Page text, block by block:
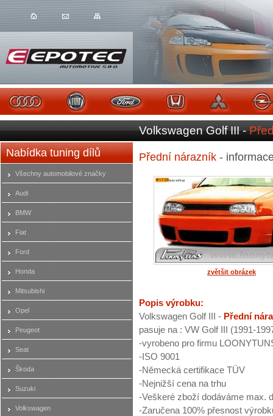
Volkswagen Golf III -
Nabídka tuning dílů
Všechny automobilové značky
Audi
BMW
Fiat
Ford
Honda
Mitsubishi
Opel
Peugeot
Seat
Škoda
Suzuki
Volkswagen
Přední nárazník -
zvětšit obrázek
Popis výrobku:
Volkswagen Golf III - Přední
pasuje na : VW Golf III (1991-
-vyrobeno pro firmu
-ISO 9001
-Německá certifikace TÜV
-Nejnižší cena na trhu
-Veškeré zboží dodáváme max.
-Zaručena 100% přesnost